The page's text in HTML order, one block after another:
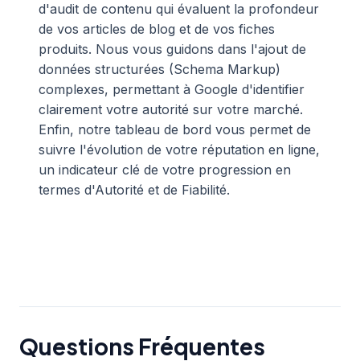
d'audit de contenu qui évaluent la profondeur
de vos articles de blog et de vos fiches
produits. Nous vous guidons dans l'ajout de
données structurées (Schema Markup)
complexes, permettant à Google d'identifier
clairement votre autorité sur votre marché.
Enfin, notre tableau de bord vous permet de
suivre l'évolution de votre réputation en ligne,
un indicateur clé de votre progression en
termes d'Autorité et de Fiabilité.
Questions Fréquentes